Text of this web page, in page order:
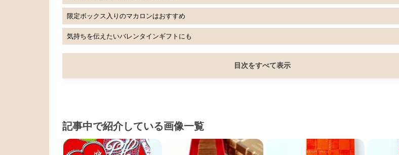
限定ボックス入りのマカロンはおすすめ
気持ちを伝えたいバレンタインギフトにも
目次をすべて表示
記事中で紹介している画像一覧